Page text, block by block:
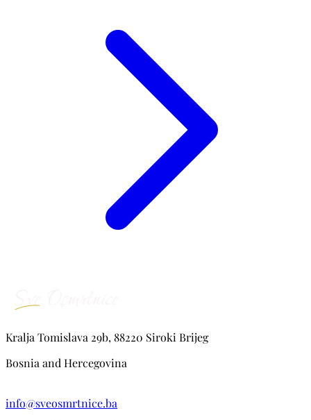
Kralja Tomislava 29b, 88220 Siroki Brijeg
Bosnia and Hercegovina
info@sveosmrtnice.ba